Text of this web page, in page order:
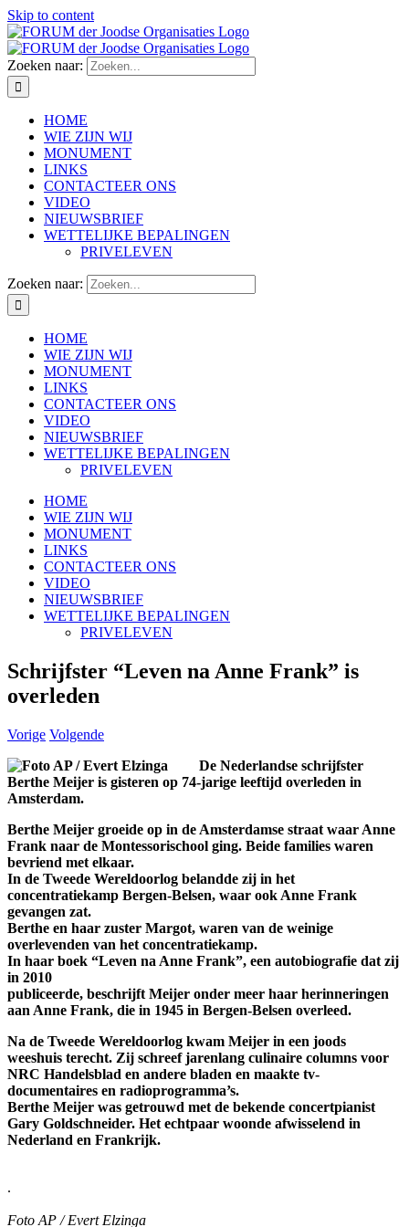
Skip to content
Zoeken naar:
HOME
WIE ZIJN WIJ
MONUMENT
LINKS
CONTACTEER ONS
VIDEO
NIEUWSBRIEF
WETTELIJKE BEPALINGEN
PRIVELEVEN
Zoeken naar:
HOME
WIE ZIJN WIJ
MONUMENT
LINKS
CONTACTEER ONS
VIDEO
NIEUWSBRIEF
WETTELIJKE BEPALINGEN
PRIVELEVEN
HOME
WIE ZIJN WIJ
MONUMENT
LINKS
CONTACTEER ONS
VIDEO
NIEUWSBRIEF
WETTELIJKE BEPALINGEN
PRIVELEVEN
Schrijfster “Leven na Anne Frank” is
overleden
Vorige Volgende
De Nederlandse schrijfster
Berthe Meijer is gisteren op 74-jarige leeftijd overleden in
Amsterdam.
Berthe Meijer groeide op in de Amsterdamse straat waar Anne
Frank naar de Montessorischool ging. Beide families waren
bevriend met elkaar.
In de Tweede Wereldoorlog belandde zij in het
concentratiekamp Bergen-Belsen, waar ook Anne Frank
gevangen zat.
Berthe en haar zuster Margot, waren van de weinige
overlevenden van het concentratiekamp.
In haar boek “Leven na Anne Frank”, een autobiografie dat zij
in 2010
publiceerde, beschrijft Meijer onder meer haar herinneringen
aan Anne Frank, die in 1945 in Bergen-Belsen overleed.
Na de Tweede Wereldoorlog kwam Meijer in een joods
weeshuis terecht. Zij schreef jarenlang culinaire columns voor
NRC Handelsblad en andere bladen en maakte tv-
documentaires en radioprogramma’s.
Berthe Meijer was getrouwd met de bekende concertpianist
Gary Goldschneider. Het echtpaar woonde afwisselend in
Nederland en Frankrijk.
.
Foto AP / Evert Elzinga